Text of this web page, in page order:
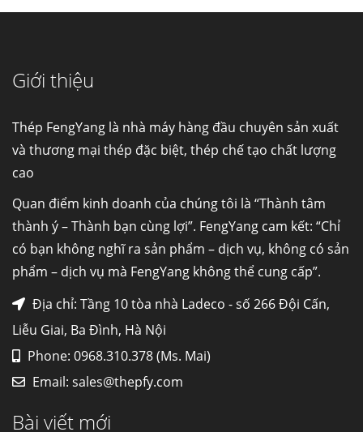
Giới thiệu
Thép FengYang là nhà máy hàng đầu chuyên sản xuất
và thương mại thép đặc biệt, thép chế tạo chất lượng
cao
Quan điểm kinh doanh của chúng tôi là “Thành tâm
thành ý – Thành bạn cùng lợi”. FengYang cam kết: “Chỉ
có bạn không nghĩ ra sản phẩm – dịch vụ, không có sản
phẩm – dịch vụ mà FengYang không thể cung cấp”.
Địa chỉ: Tầng 10 tòa nhà Ladeco - số 266 Đội Cấn,
Liễu Giai, Ba Đình, Hà Nội
Phone: 0968.310.378 (Ms. Mai)
Email: sales@thepfy.com
Bài viết mới
máy...
Hợp kim N06625 là hợp kim chịu
nhiệt,...
Mua inox ở đâu chất lượng giá tốt? Gọi ngay
Inox (thép không gỉ) là một trong...
LỰA CHỌN TỐI ƯU CHO MÔI TRƯỜNG
Hợp kim đồng C70600 (CuNi 90/10) –...